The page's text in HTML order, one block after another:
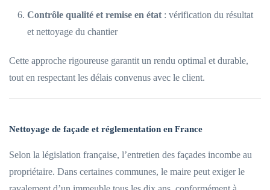
Contrôle qualité et remise en état : vérification du résultat
et nettoyage du chantier
Cette approche rigoureuse garantit un rendu optimal et durable,
tout en respectant les délais convenus avec le client.
Nettoyage de façade et réglementation en France
Selon la législation française, l’entretien des façades incombe au
propriétaire. Dans certaines communes, le maire peut exiger le